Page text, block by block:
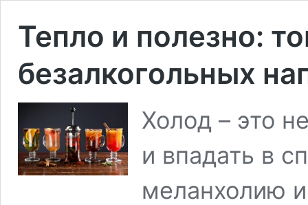
Тепло и полезно:
безалкогольных
Холод – это
и впадать в
меланхолию